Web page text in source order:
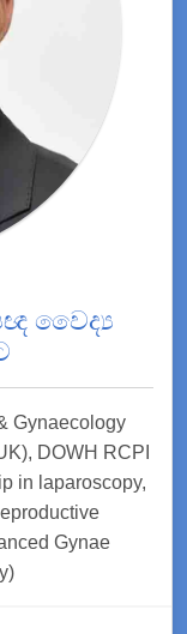
වෛද්‍ය
Gynaecology
DOWH RCPI
in laparoscopy,
Gynae